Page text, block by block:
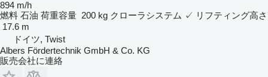
894 m/h
燃料 石油 荷重容量 200 kg クローラシステム ✓ リフティング高さ
17.6 m
ドイツ, Twist
Albers Fördertechnik GmbH & Co. KG
販売会社に連絡